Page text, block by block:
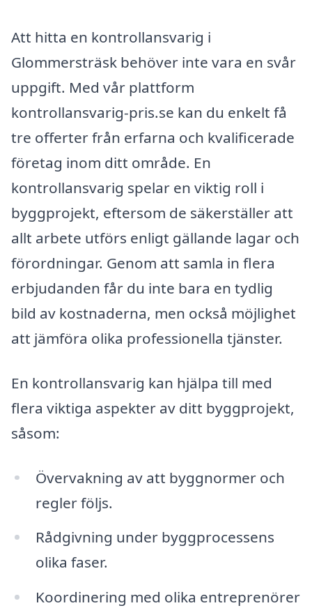
Att hitta en kontrollansvarig i
Glommersträsk behöver inte vara en svår
uppgift. Med vår plattform
kontrollansvarig-pris.se kan du enkelt få
tre offerter från erfarna och kvalificerade
företag inom ditt område. En
kontrollansvarig spelar en viktig roll i
byggprojekt, eftersom de säkerställer att
allt arbete utförs enligt gällande lagar och
förordningar. Genom att samla in flera
erbjudanden får du inte bara en tydlig
bild av kostnaderna, men också möjlighet
att jämföra olika professionella tjänster.
En kontrollansvarig kan hjälpa till med
flera viktiga aspekter av ditt byggprojekt,
såsom:
Övervakning av att byggnormer och
regler följs.
Rådgivning under byggprocessens
olika faser.
Koordinering med olika entreprenörer